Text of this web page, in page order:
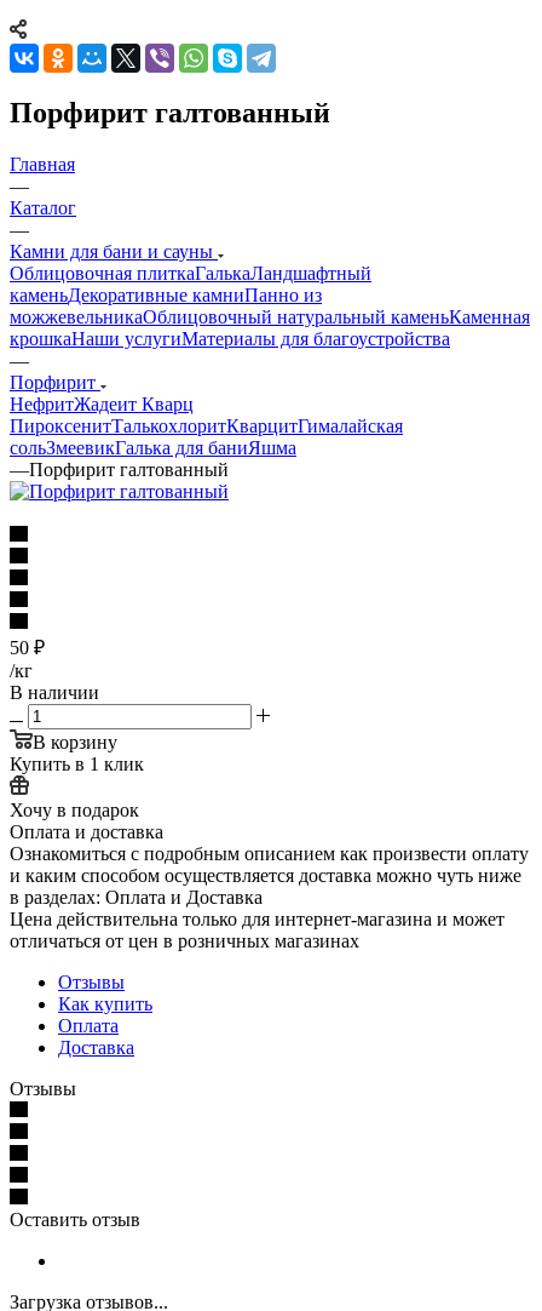
Порфирит галтованный
Главная
—
Каталог
—
Камни для бани и сауны
Облицовочная плиткаГалькаЛандшафтный
каменьДекоративные камниПанно из
можжевельникаОблицовочный натуральный каменьКаменная
крошкаНаши услугиМатериалы для благоустройства
—
Порфирит
НефритЖадеит Кварц
ПироксенитТалькохлоритКварцитГималайская
сольЗмеевикГалька для баниЯшма
—Порфирит галтованный
50 ₽
/кг
В наличии
В корзину
Купить в 1 клик
Хочу в подарок
Оплата и доставка
Ознакомиться с подробным описанием как произвести оплату
и каким способом осуществляется доставка можно чуть ниже
в разделах: Оплата и Доставка
Цена действительна только для интернет-магазина и может
отличаться от цен в розничных магазинах
Отзывы
Как купить
Оплата
Доставка
Отзывы
Оставить отзыв
Загрузка отзывов...